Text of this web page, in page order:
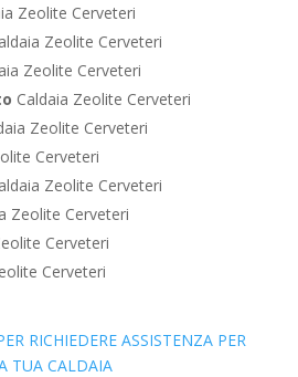
Zeolite Cerveteri
Zeolite Cerveteri
Zeolite Cerveteri
Caldaia Zeolite Cerveteri
Zeolite Cerveteri
Cerveteri
Zeolite Cerveteri
Zeolite Cerveteri
Cerveteri
Cerveteri
RICHIEDERE ASSISTENZA PER
TUA CALDAIA